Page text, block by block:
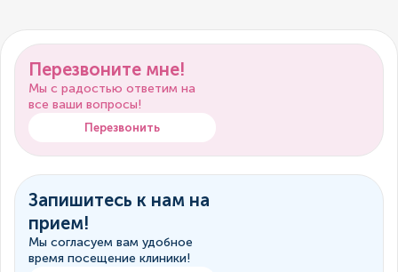
Перезвоните мне!
Мы с радостью ответим на
все ваши вопросы!
Перезвонить
Запишитесь к нам на
прием!
Мы согласуем вам удобное
время посещение клиники!